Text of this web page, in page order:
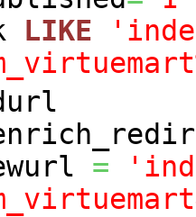
LIKE
=